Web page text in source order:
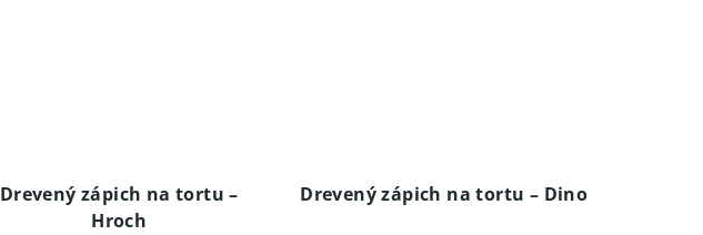
Drevený zápich na tortu –
Hroch
Drevený zápich na tortu – Dino